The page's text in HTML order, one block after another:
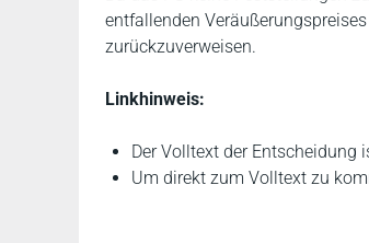
entfallenden
zurückzuverweisen.
Linkhinweis:
Der Volltext der Entscheidung
Um direkt zum Volltext zu